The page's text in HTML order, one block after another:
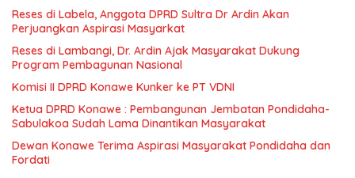
Reses di Labela, Anggota DPRD Sultra Dr Ardin Akan
Perjuangkan Aspirasi Masyarkat
Reses di Lambangi, Dr. Ardin Ajak Masyarakat Dukung
Program Pembagunan Nasional
Komisi II DPRD Konawe Kunker ke PT VDNI
Ketua DPRD Konawe : Pembangunan Jembatan Pondidaha-
Sabulakoa Sudah Lama Dinantikan Masyarakat
Dewan Konawe Terima Aspirasi Masyarakat Pondidaha dan
Fordati